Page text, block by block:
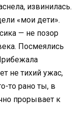
извинилась.
«мои дети».
— не позор
Посмеялись
не тихий ужас,
то рано ты, в
прорывает к